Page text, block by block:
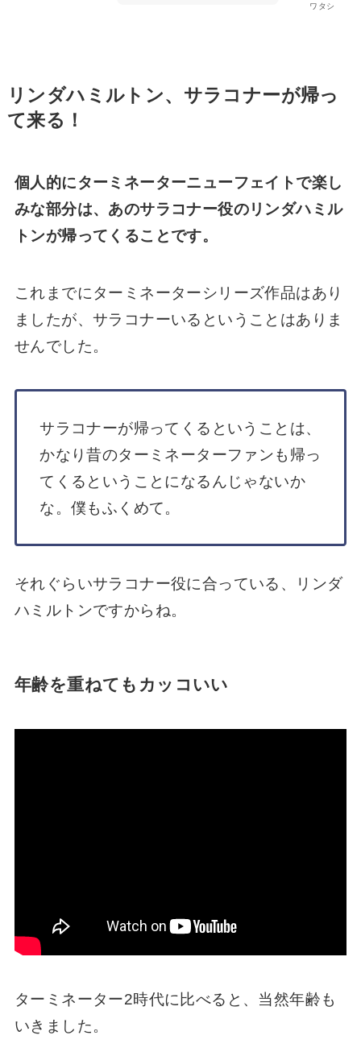
ワタシ
リンダハミルトン、サラコナーが帰っ
て来る！
個人的にターミネーターニューフェイトで楽し
みな部分は、あのサラコナー役のリンダハミル
トンが帰ってくることです。
これまでにターミネーターシリーズ作品はあり
ましたが、サラコナーいるということはありま
せんでした。
サラコナーが帰ってくるということは、
かなり昔のターミネーターファンも帰っ
てくるということになるんじゃないか
な。僕もふくめて。
それぐらいサラコナー役に合っている、リンダ
ハミルトンですからね。
年齢を重ねてもカッコいい
ターミネーター2時代に比べると、当然年齢も
いきました。